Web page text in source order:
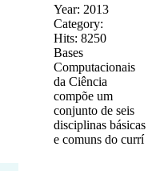
Year: 2013
Category:
Hits: 8250
Bases
Computacionais
da Ciência
compõe um
conjunto de seis
disciplinas básicas
e comuns do currí